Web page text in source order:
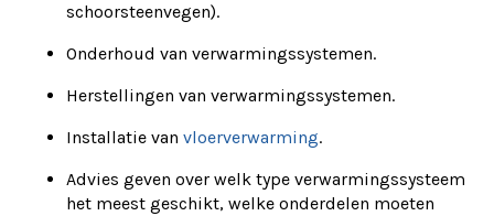
schoorsteenvegen).
Onderhoud van verwarmingssystemen.
Herstellingen van verwarmingssystemen.
Installatie van vloerverwarming.
Advies geven over welk type verwarmingssysteem
het meest geschikt, welke onderdelen moeten